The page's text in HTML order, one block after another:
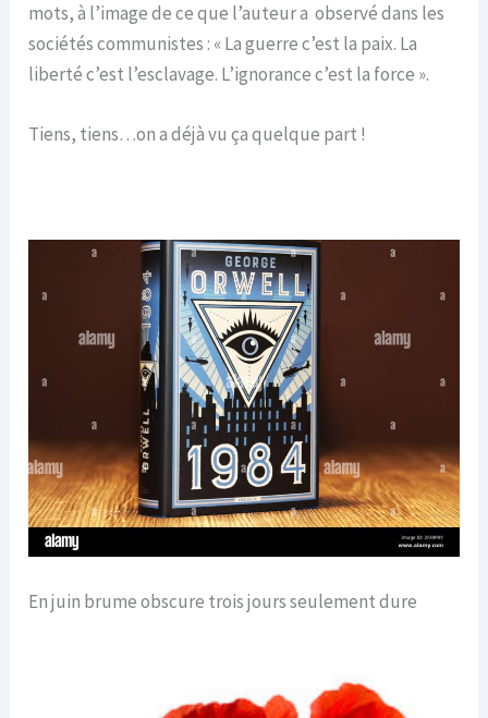
mots, à l’image de ce que l’auteur a observé dans les
sociétés communistes : « La guerre c’est la paix. La
liberté c’est l’esclavage. L’ignorance c’est la force ».
Tiens, tiens…on a déjà vu ça quelque part !
En juin brume obscure trois jours seulement dure